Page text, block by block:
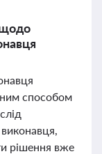
способом
виконавця,
рішення вже